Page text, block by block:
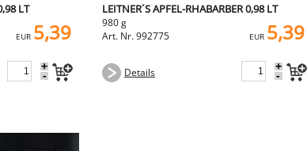
LT
EUR 5,39
+
-
LEITNER´S APFEL-RHABARBER 0,98 LT
980 g
Art. Nr. 992775
EUR 5,39
Details +
-